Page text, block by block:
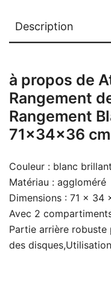
Description
à propos de
Rangement
Rangement
71x34x36 cm
Couleur : blanc brillant
Matériau : aggloméré
Dimensions : 71 x 34
Avec 2
Partie arrière
des